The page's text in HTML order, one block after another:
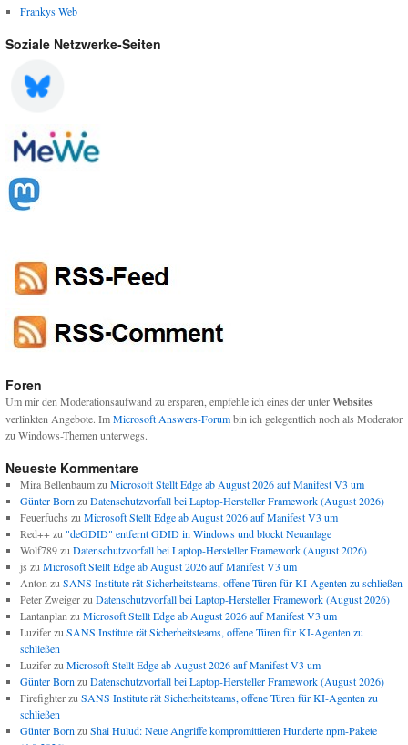
Frankys Web
Soziale Netzwerke-Seiten
Foren
Um mir den Moderationsaufwand zu ersparen, empfehle ich eines der unterWebsites
verlinkten Angebote. ImMicrosoft Answers-Forumbin ich gelegentlich noch als Moderator
zu Windows-Themen unterwegs.
Neueste Kommentare
Mira Bellenbaumzu Microsoft Stellt Edge ab August 2026 auf Manifest V3 um
Günter Born zu Datenschutzvorfall bei Laptop-Hersteller Framework (August 2026)
Feuerfuchs zu Microsoft Stellt Edge ab August 2026 auf Manifest V3 um
Red++zu "deGDID" entfernt GDID in Windows und blockt Neuanlage
Wolf789zu Datenschutzvorfall bei Laptop-Hersteller Framework (August 2026)
js zu Microsoft Stellt Edge ab August 2026 auf Manifest V3 um
Anton zu SANS Institute rät Sicherheitsteams, offene Türen für KI-Agenten zu schließen
Peter Zweigerzu Datenschutzvorfall bei Laptop-Hersteller Framework (August 2026)
Lantanplan zu Microsoft Stellt Edge ab August 2026 auf Manifest V3 um
Luziferzu SANS Institute rät Sicherheitsteams, offene Türen für KI-Agenten zu
schließen
Luziferzu Microsoft Stellt Edge ab August 2026 auf Manifest V3 um
Günter Born zu Datenschutzvorfall bei Laptop-Hersteller Framework (August 2026)
Firefighterzu SANS Institute rät Sicherheitsteams, offene Türen für KI-Agenten zu
schließen
Günter Born zu Shai Hulud: Neue Angriffe kompromittieren Hunderte npm-Pakete